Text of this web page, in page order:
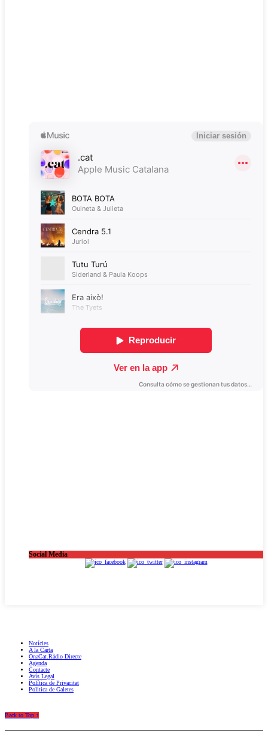
Social Media
Notícies
A la Carta
OnaCat.Ràdio Directe
Agenda
Contacte
Avís Legal
Política de Privacitat
Política de Galetes
Back to Top ↑